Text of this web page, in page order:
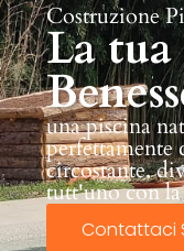
Costruzione
La
una piscina
perfettamente
circostante,
tutt'uno con
Contattaci